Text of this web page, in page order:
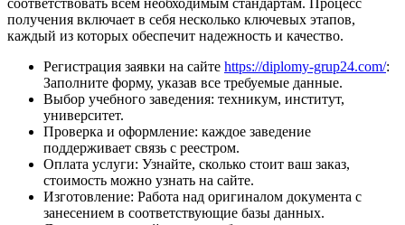
соответствовать всем необходимым стандартам. Процесс
получения включает в себя несколько ключевых этапов,
каждый из которых обеспечит надежность и качество.
Регистрация заявки на сайте https://diplomy-grup24.com/:
Заполните форму, указав все требуемые данные.
Выбор учебного заведения: техникум, институт,
университет.
Проверка и оформление: каждое заведение
поддерживает связь с реестром.
Оплата услуги: Узнайте, сколько стоит ваш заказ,
стоимость можно узнать на сайте.
Изготовление: Работа над оригиналом документа с
занесением в соответствующие базы данных.